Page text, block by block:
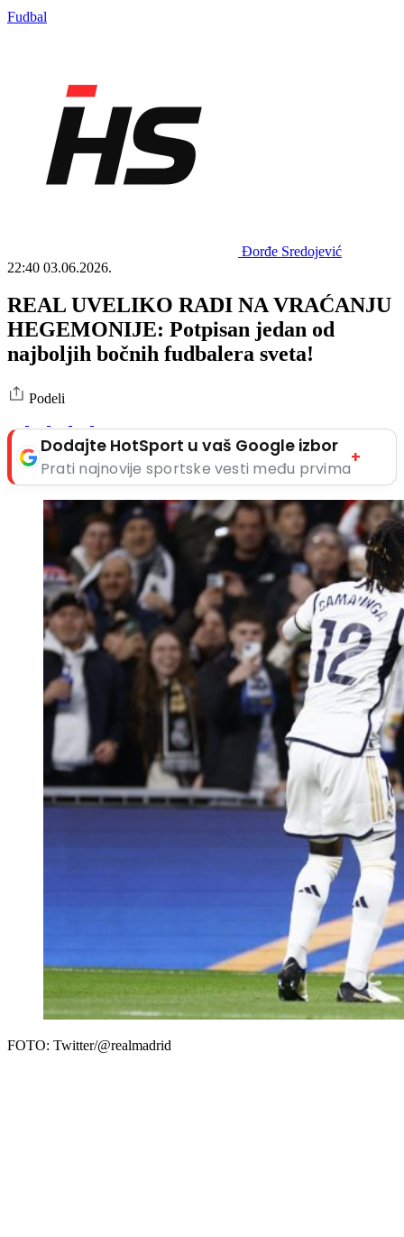
Fudbal
Đorđe Sredojević
22:40 03.06.2026.
REAL UVELIKO RADI NA VRAĆANJU
HEGEMONIJE: Potpisan jedan od
najboljih bočnih fudbalera sveta!
Podeli
Dodajte HotSport u vaš Google izbor
Prati najnovije sportske vesti među prvima
+
FOTO: Twitter/@realmadrid